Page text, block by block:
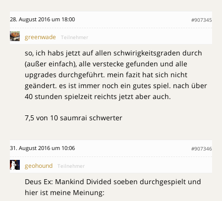
28. August 2016 um 18:00 #907345
greenwade Teilnehmer
so, ich habs jetzt auf allen schwirigkeitsgraden durch
(außer einfach), alle verstecke gefunden und alle
upgrades durchgeführt. mein fazit hat sich nicht
geändert. es ist immer noch ein gutes spiel. nach über
40 stunden spielzeit reichts jetzt aber auch.
7,5 von 10 saumrai schwerter
31. August 2016 um 10:06 #907346
geohound Teilnehmer
Deus Ex: Mankind Divided soeben durchgespielt und
hier ist meine Meinung: